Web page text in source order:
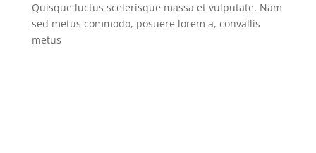
Quisque luctus scelerisque massa et vulputate. Nam
sed metus commodo, posuere lorem a, convallis
metus